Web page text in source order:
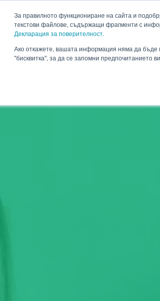
За правилното функциониране на сайта и
текстови файлове, съдържащи фрагменти с
Декларация за поверителност.
Ако откажете, вашата информация няма да бъде
"бисквитка", за да се запомни предпочитанието
HENNLICH
Продукти Приложения